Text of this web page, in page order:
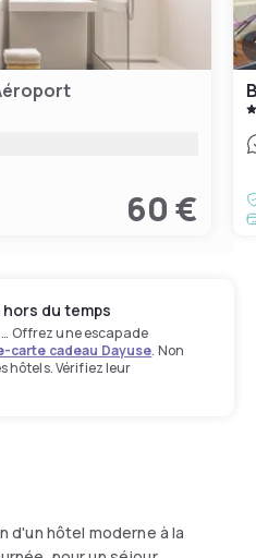
60 €
du temps
Offrez une escapade
carte cadeau Dayuse. Non
hôtels. Vérifiez leur
d'un hôtel moderne à la